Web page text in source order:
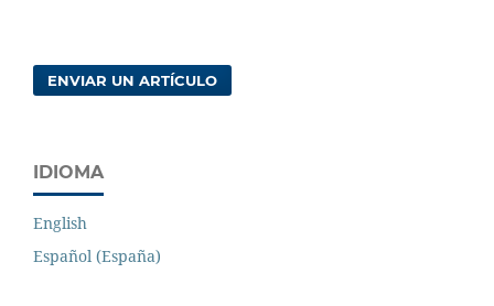
ENVIAR UN ARTÍCULO
IDIOMA
English
Español (España)